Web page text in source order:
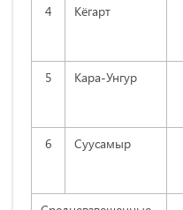
4 Кёгapт
5 Кapa-Унгуp
6 Cууcaмыp